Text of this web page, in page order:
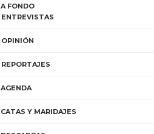
A FONDO
ENTREVISTAS
OPINIÓN
REPORTAJES
AGENDA
CATAS Y MARIDAJES